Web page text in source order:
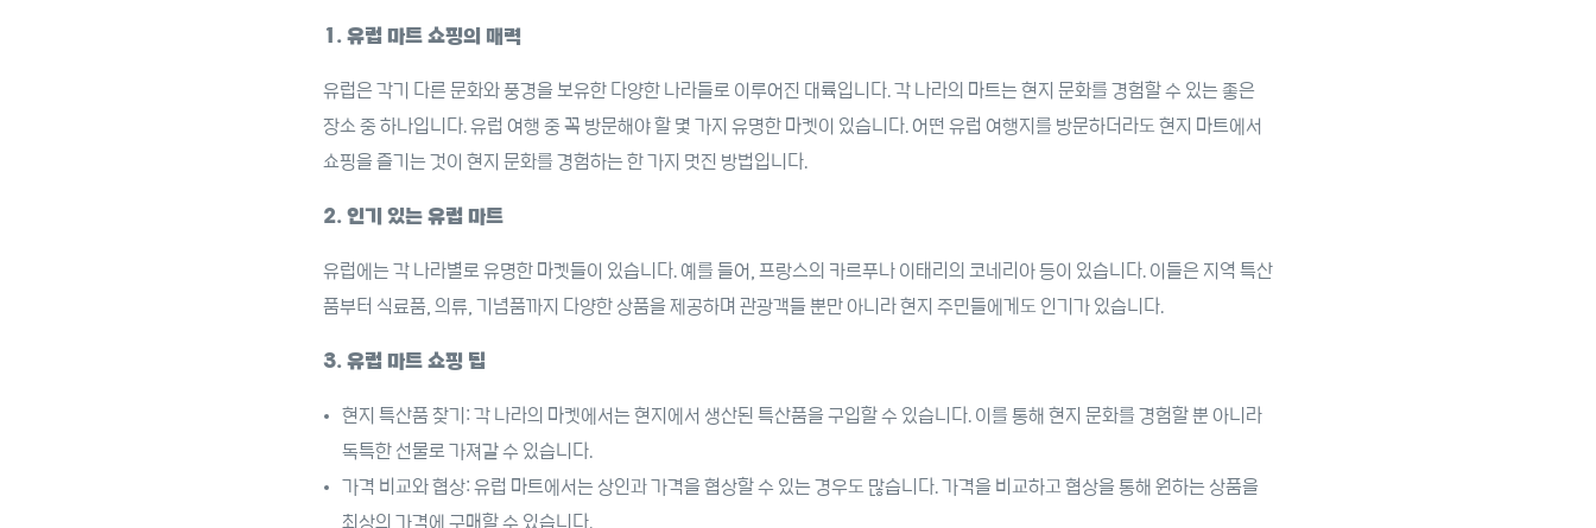
1. 유럽 마트 쇼핑의 매력
유럽은 각기 다른 문화와 풍경을 보유한 다양한 나라들로 이루어진 대륙입니다. 각 나라의 마트는 현지 문화를 경험할 수 있는 좋은
장소 중 하나입니다. 유럽 여행 중 꼭 방문해야 할 몇 가지 유명한 마켓이 있습니다. 어떤 유럽 여행지를 방문하더라도 현지 마트에서
쇼핑을 즐기는 것이 현지 문화를 경험하는 한 가지 멋진 방법입니다.
2. 인기 있는 유럽 마트
유럽에는 각 나라별로 유명한 마켓들이 있습니다. 예를 들어, 프랑스의 카르푸나 이태리의 코네리아 등이 있습니다. 이들은 지역 특산
품부터 식료품, 의류, 기념품까지 다양한 상품을 제공하며 관광객들 뿐만 아니라 현지 주민들에게도 인기가 있습니다.
3. 유럽 마트 쇼핑 팁
현지 특산품 찾기: 각 나라의 마켓에서는 현지에서 생산된 특산품을 구입할 수 있습니다. 이를 통해 현지 문화를 경험할 뿐 아니라
독특한 선물로 가져갈 수 있습니다.
가격 비교와 협상: 유럽 마트에서는 상인과 가격을 협상할 수 있는 경우도 많습니다. 가격을 비교하고 협상을 통해 원하는 상품을
최상의 가격에 구매할 수 있습니다.